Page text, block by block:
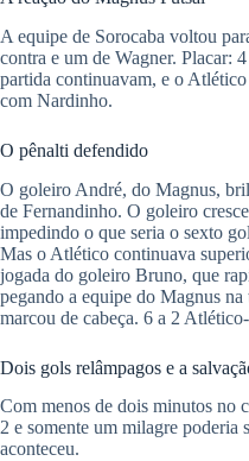
​A equipe de Sorocaba voltou
contra e um de Wagner. Placar:
partida continuavam, e o
com Nardinho.
​O pênalti defendido
​O goleiro André, do Magnus,
de Fernandinho. O goleiro
impedindo o que seria o sexto
​Mas o Atlético continuava
jogada do goleiro Bruno, que
pegando a equipe do Magnus
marcou de cabeça. 6 a 2
​Dois gols relâmpagos e a
​Com menos de dois minutos no
2 e somente um milagre
aconteceu.